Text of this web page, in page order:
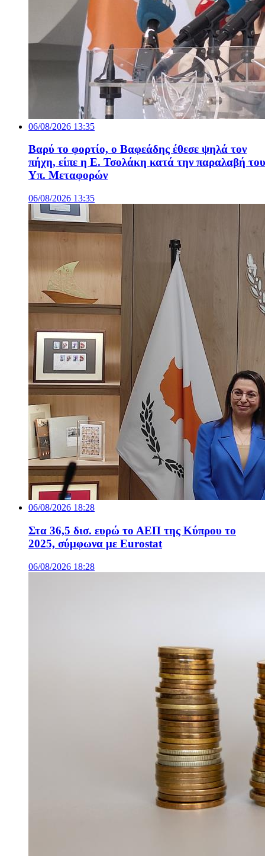
06/08/2026 13:35
Βαρύ το φορτίο, ο Βαφεάδης έθεσε ψηλά τον
πήχη, είπε η Ε. Τσολάκη κατά την παραλαβή του
Υπ. Μεταφορών
06/08/2026 13:35
06/08/2026 18:28
Στα 36,5 δισ. ευρώ το ΑΕΠ της Κύπρου το
2025, σύμφωνα με Eurostat
06/08/2026 18:28